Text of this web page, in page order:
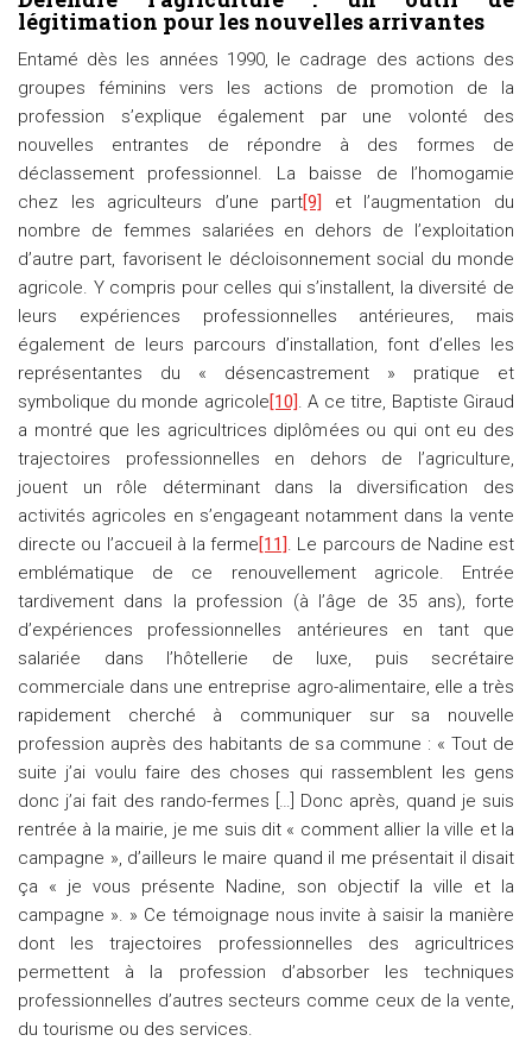
légitimation pour les nouvelles arrivantes
Entamé dès les années 1990, le cadrage des actions des
groupes féminins vers les actions de promotion de la
profession s’explique également par une volonté des
nouvelles entrantes de répondre à des formes de
déclassement professionnel. La baisse de l’homogamie
chez les agriculteurs d’une part[9]
et l’augmentation du
nombre de femmes salariées en dehors de l’exploitation
d’autre part, favorisent le décloisonnement social du monde
agricole. Y compris pour celles qui s’installent, la diversité de
leurs expériences professionnelles antérieures, mais
également de leurs parcours d’installation, font d’elles les
représentantes du « désencastrement » pratique et
symbolique du monde agricole[10]. A ce titre, Baptiste Giraud
a montré que les agricultrices diplômées ou qui ont eu des
trajectoires professionnelles en dehors de l’agriculture,
jouent un rôle déterminant dans la diversification des
activités agricoles en s’engageant notamment dans la vente
directe ou l’accueil à la ferme[11]. Le parcours de Nadine est
emblématique de ce renouvellement agricole. Entrée
tardivement dans la profession (à l’âge de 35 ans), forte
d’expériences professionnelles antérieures en tant que
salariée dans l’hôtellerie de luxe, puis secrétaire
commerciale dans une entreprise agro-alimentaire, elle a très
rapidement cherché à communiquer sur sa nouvelle
profession auprès des habitants de sa commune : « Tout de
suite j’ai voulu faire des choses qui rassemblent les gens
donc j’ai fait des rando-fermes […] Donc après, quand je suis
rentrée à la mairie, je me suis dit « comment allier la ville et la
campagne », d’ailleurs le maire quand il me présentait il disait
ça « je vous présente Nadine, son objectif la ville et la
campagne ». » Ce témoignage nous invite à saisir la manière
dont les trajectoires professionnelles des agricultrices
permettent à la profession d’absorber les techniques
professionnelles d’autres secteurs comme ceux de la vente,
du tourisme ou des services.